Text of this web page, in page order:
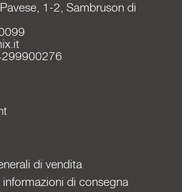
1-2, Sambruson di
di vendita
di consegna